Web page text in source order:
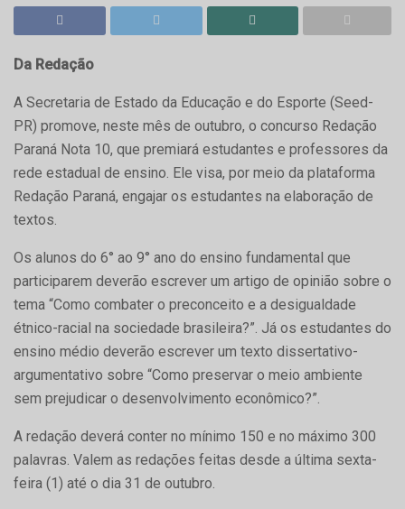
Da Redação
A Secretaria de Estado da Educação e do Esporte (Seed-
PR) promove, neste mês de outubro, o concurso Redação
Paraná Nota 10, que premiará estudantes e professores da
rede estadual de ensino. Ele visa, por meio da plataforma
Redação Paraná, engajar os estudantes na elaboração de
textos.
Os alunos do 6° ao 9° ano do ensino fundamental que
participarem deverão escrever um artigo de opinião sobre o
tema “Como combater o preconceito e a desigualdade
étnico-racial na sociedade brasileira?”. Já os estudantes do
ensino médio deverão escrever um texto dissertativo-
argumentativo sobre “Como preservar o meio ambiente
sem prejudicar o desenvolvimento econômico?”.
A redação deverá conter no mínimo 150 e no máximo 300
palavras. Valem as redações feitas desde a última sexta-
feira (1) até o dia 31 de outubro.